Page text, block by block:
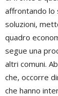
affrontando
soluzioni,
quadro
segue una
altri comuni.
che, occorre
che hanno